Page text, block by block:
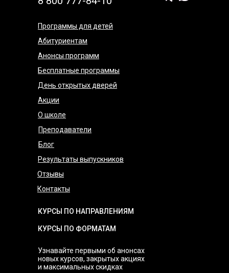
Узнавайте первыми об анонсах
новых курсов, закрытых акциях
и максимальных скидках
КУРСЫ ПО НАПРАВЛЕНИЯМ
КУРСЫ ПО ФОРМАТАМ
Программы для детей
Абитуриентам
Анонсы программ
Бесплатные программы
День открытых дверей
Акции
О школе
Преподаватели
Блог
Результаты выпускников
Отзывы
Контакты